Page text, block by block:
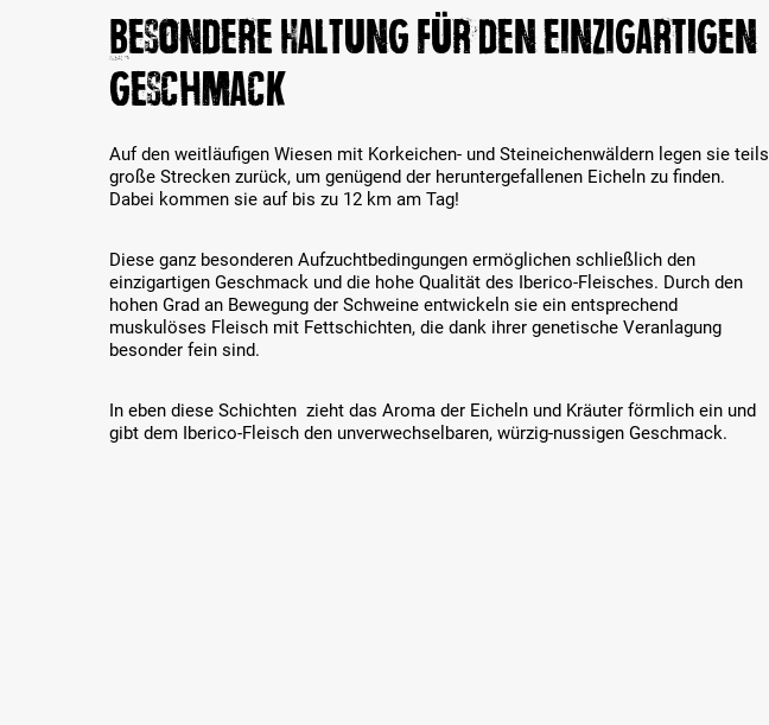
Besondere Haltung für den einzigartigen
Geschmack
Auf den weitläufigen Wiesen mit Korkeichen- und Steineichenwäldern legen sie teils
große Strecken zurück, um genügend der heruntergefallenen Eicheln zu finden.
Dabei kommen sie auf bis zu 12 km am Tag!
Diese ganz besonderen Aufzuchtbedingungen ermöglichen schließlich den
einzigartigen Geschmack und die hohe Qualität des Iberico-Fleisches. Durch den
hohen Grad an Bewegung der Schweine entwickeln sie ein entsprechend
muskulöses Fleisch mit Fettschichten, die dank ihrer genetische Veranlagung
besonder fein sind.
In eben diese Schichten zieht das Aroma der Eicheln und Kräuter förmlich ein und
gibt dem Iberico-Fleisch den unverwechselbaren, würzig-nussigen Geschmack.